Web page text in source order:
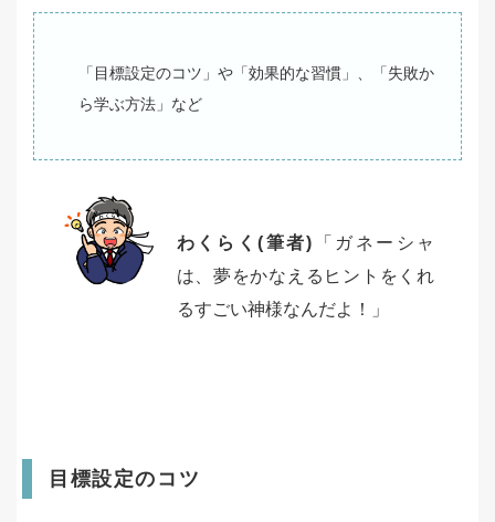
「目標設定のコツ」や「効果的な習慣」、「失敗か
ら学ぶ方法」など
わくらく(筆者) 「ガネーシャ
は、夢をかなえるヒントをくれ
るすごい神様なんだよ！」
目標設定のコツ